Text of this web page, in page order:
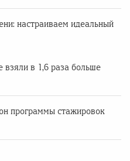
настраиваем идеальный
взяли в 1,6 раза больше
программы стажировок